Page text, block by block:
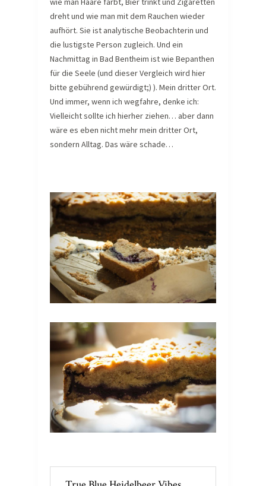
dreht und wie man mit dem Rauchen wieder
aufhört. Sie ist analytische Beobachterin und
die lustigste Person zugleich. Und ein
Nachmittag in Bad Bentheim ist wie Bepanthen
für die Seele (und dieser Vergleich wird hier
bitte gebührend gewürdigt;) ). Mein dritter Ort.
Und immer, wenn ich wegfahre, denke ich:
Vielleicht sollte ich hierher ziehen… aber dann
wäre es eben nicht mehr mein dritter Ort,
sondern Alltag. Das wäre schade…